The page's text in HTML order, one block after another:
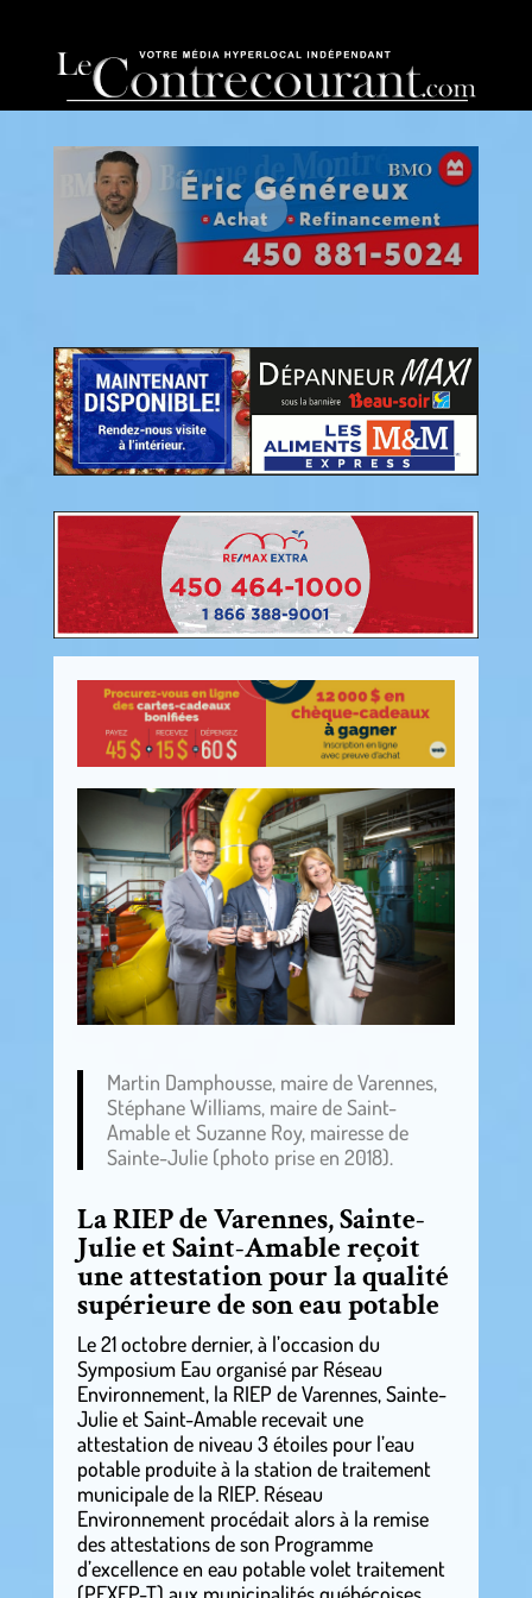
Martin Damphousse, maire de Varennes,
Stéphane Williams, maire de Saint-
Amable et Suzanne Roy, mairesse de
Sainte-Julie (photo prise en 2018).
La RIEP de Varennes, Sainte-
Julie et Saint-Amable reçoit
une attestation pour la qualité
supérieure de son eau potable
Le 21 octobre dernier, à l’occasion du
Symposium Eau organisé par Réseau
Environnement, la RIEP de Varennes, Sainte-
Julie et Saint-Amable recevait une
attestation de niveau 3 étoiles pour l’eau
potable produite à la station de traitement
municipale de la RIEP. Réseau
Environnement procédait alors à la remise
des attestations de son Programme
d’excellence en eau potable volet traitement